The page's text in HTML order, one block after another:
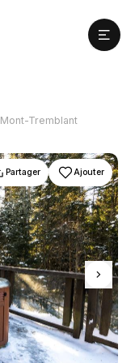
Mont-Tremblant
Partager Ajouter